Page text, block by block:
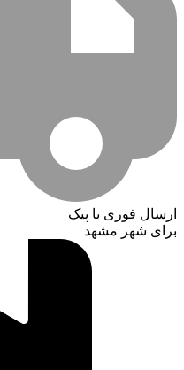
ارسال فوری با پیک
برای شهر مشهد